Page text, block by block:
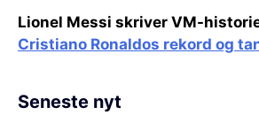
Lionel Messi skriver VM-
Cristiano Ronaldos rekord og
Seneste nyt